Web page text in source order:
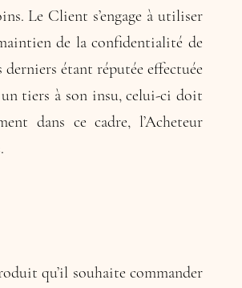
Le Client s’engage à utiliser
de la confidentialité de
derniers étant réputée effectuée
tiers à son insu, celui-ci doit
dans ce cadre, l’Acheteur
qu’il souhaite commander